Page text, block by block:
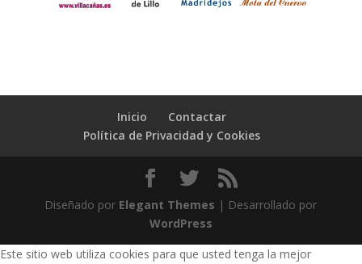
Inicio
Contactar
Política de Privacidad y Cookies
Diseñado por Elegant Themes | Desarrollado por
WordPress
Este sitio web utiliza cookies para que usted tenga la mejor